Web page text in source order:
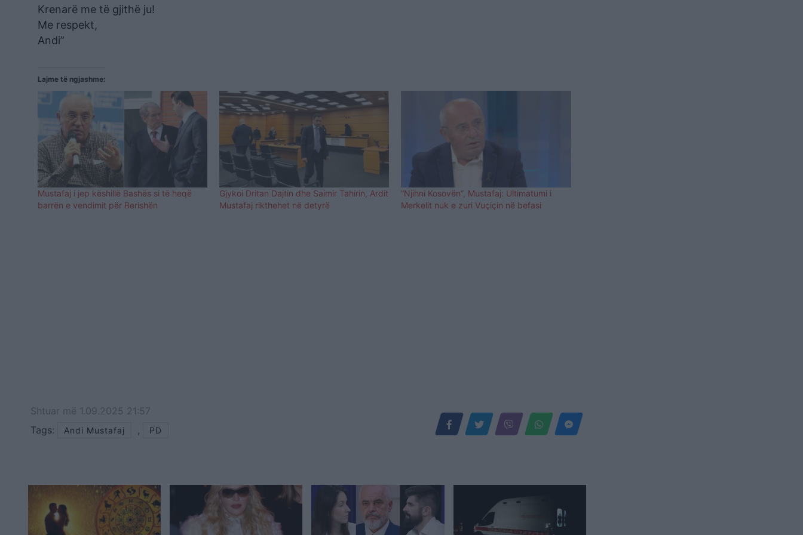
Krenarë me të gjithë ju!
Me respekt,
Andi”
Lajme të ngjashme:
Mustafaj i jep këshillë Bashës si të heqë
barrën e vendimit për Berishën
Gjykoi Dritan Dajtin dhe Saimir Tahirin, Ardit
Mustafaj rikthehet në detyrë
“Njihni Kosovën”, Mustafaj: Ultimatumi i
Merkelit nuk e zuri Vuçiçin në befasi
Shtuar më 1.09.2025 21:57
Tags:
Andi Mustafaj , PD